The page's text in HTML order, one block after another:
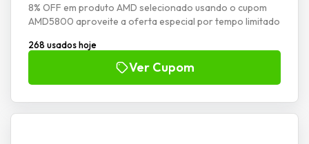
8% OFF em produto AMD selecionado usando o cupom
AMD5800 aproveite a oferta especial por tempo limitado
268 usados hoje
Ver Cupom